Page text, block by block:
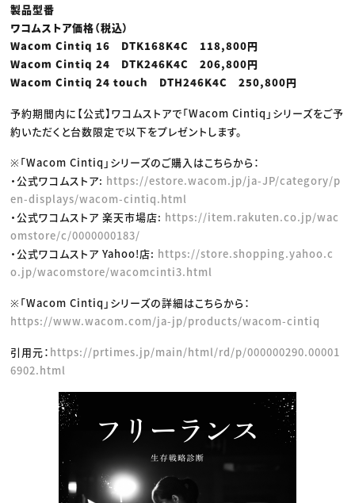
製品型番
ワコムストア価格（税込）
Wacom Cintiq 16 DTK168K4C 118,800円
Wacom Cintiq 24 DTK246K4C 206,800円
Wacom Cintiq 24 touch DTH246K4C 250,800円
予約期間内に【公式】ワコムストアで「Wacom Cintiq」シリーズをご予
約いただくと台数限定で以下をプレゼントします。
※「Wacom Cintiq」シリーズのご購入はこちらから：
・公式ワコムストア: https://estore.wacom.jp/ja-JP/category/p
en-displays/wacom-cintiq.html
・公式ワコムストア 楽天市場店: https://item.rakuten.co.jp/wac
omstore/c/0000000183/
・公式ワコムストア Yahoo!店: https://store.shopping.yahoo.c
o.jp/wacomstore/wacomcinti3.html
※「Wacom Cintiq」シリーズの詳細はこちらから：
https://www.wacom.com/ja-jp/products/wacom-cintiq
引用元： https://prtimes.jp/main/html/rd/p/000000290.00001
6902.html